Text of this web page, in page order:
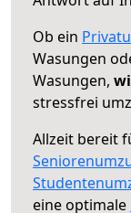
Ob ein
Wasungen
Wasungen,
stressfrei
Allzeit bereit
eine optimale